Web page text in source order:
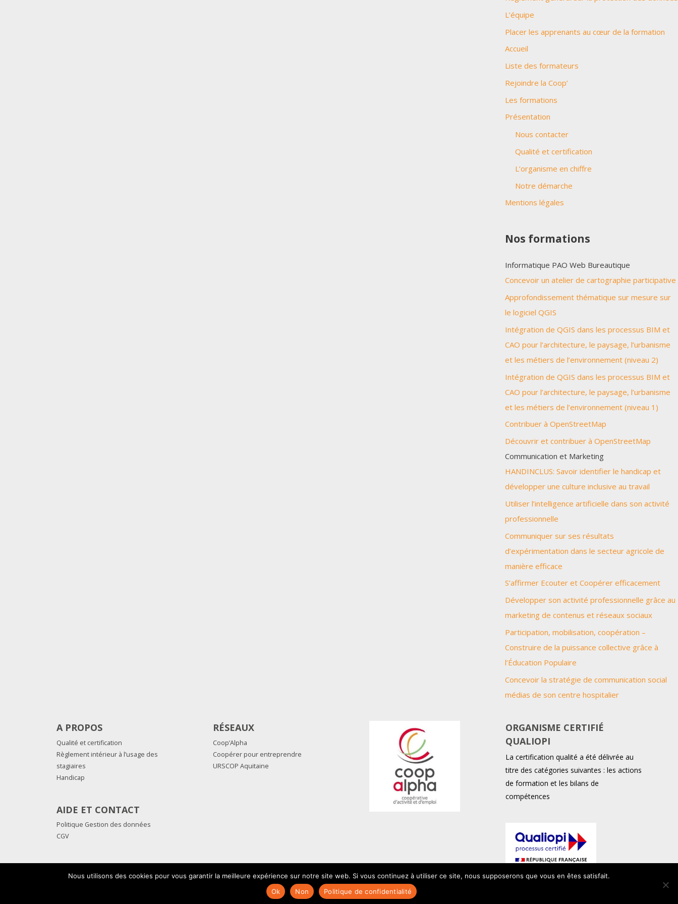
L’équipe
Placer les apprenants au cœur de la formation
Accueil
Liste des formateurs
Rejoindre la Coop’
Les formations
Présentation
Nous contacter
Qualité et certification
L’organisme en chiffre
Notre démarche
Mentions légales
Nos formations
Informatique PAO Web Bureautique
Concevoir un atelier de cartographie participative
Approfondissement thématique sur mesure sur
le logiciel QGIS
Intégration de QGIS dans les processus BIM et
CAO pour l’architecture, le paysage, l’urbanisme
et les métiers de l’environnement (niveau 2)
Intégration de QGIS dans les processus BIM et
CAO pour l’architecture, le paysage, l’urbanisme
et les métiers de l’environnement (niveau 1)
Contribuer à OpenStreetMap
Découvrir et contribuer à OpenStreetMap
Communication et Marketing
HANDINCLUS: Savoir identifier le handicap et
développer une culture inclusive au travail
Utiliser l’intelligence artificielle dans son activité
professionnelle
Communiquer sur ses résultats
d’expérimentation dans le secteur agricole de
manière efficace
S’affirmer Ecouter et Coopérer efficacement
Développer son activité professionnelle grâce au
marketing de contenus et réseaux sociaux
Participation, mobilisation, coopération –
Construire de la puissance collective grâce à
l’Éducation Populaire
Concevoir la stratégie de communication social
médias de son centre hospitalier
A PROPOS
Qualité et certification
Règlement intérieur à l’usage des
stagiaires
Handicap
AIDE ET CONTACT
Politique Gestion des données
CGV
RÉSEAUX
Coop’Alpha
Coopérer pour entreprendre
URSCOP Aquitaine
ORGANISME CERTIFIÉ
QUALIOPI
La certification qualité a été délivrée au
titre des catégories suivantes : les actions
de formation et les bilans de
compétences
Nous utilisons des cookies pour vous garantir la meilleure expérience sur notre site web. Si vous continuez à utiliser ce site, nous supposerons que vous en êtes satisfait.
Ok
Non Politique de confidentialité